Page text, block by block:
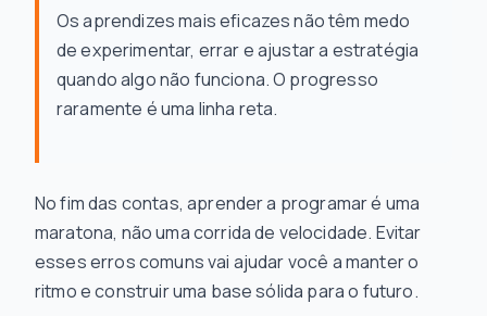
Os aprendizes mais eficazes não têm medo
de experimentar, errar e ajustar a estratégia
quando algo não funciona. O progresso
raramente é uma linha reta.
No fim das contas, aprender a programar é uma
maratona, não uma corrida de velocidade. Evitar
esses erros comuns vai ajudar você a manter o
ritmo e construir uma base sólida para o futuro.